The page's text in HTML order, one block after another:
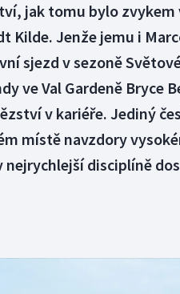
jak tomu bylo zvykem
Kilde. Jenže jemu i
sjezd v sezoně
ve Val Gardeně Bryce
v kariéře. Jediný
místě navzdory
disciplíně